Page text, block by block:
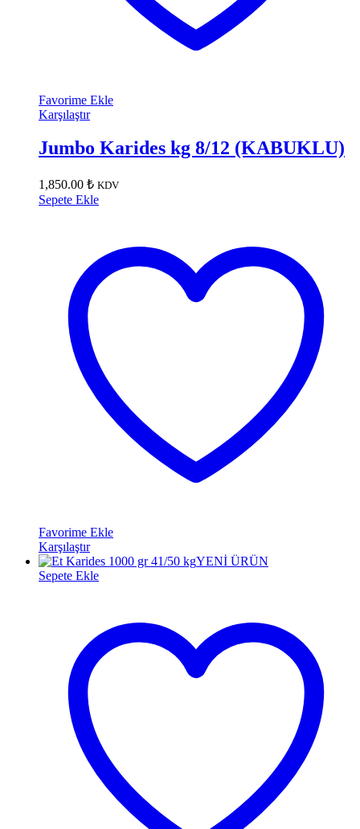
Favorime Ekle
Karşılaştır
Jumbo Karides kg 8/12 (KABUKLU)
1,850.00 ₺ KDV
Sepete Ekle
Favorime Ekle
Karşılaştır
YENİ ÜRÜN
Sepete Ekle